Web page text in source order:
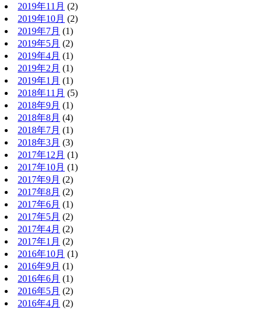
2019年11月 (2)
2019年10月 (2)
2019年7月 (1)
2019年5月 (2)
2019年4月 (1)
2019年2月 (1)
2019年1月 (1)
2018年11月 (5)
2018年9月 (1)
2018年8月 (4)
2018年7月 (1)
2018年3月 (3)
2017年12月 (1)
2017年10月 (1)
2017年9月 (2)
2017年8月 (2)
2017年6月 (1)
2017年5月 (2)
2017年4月 (2)
2017年1月 (2)
2016年10月 (1)
2016年9月 (1)
2016年6月 (1)
2016年5月 (2)
2016年4月 (2)